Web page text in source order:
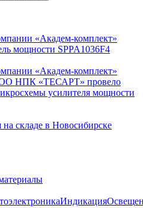
«Академ-комплект»
мощности SPPA1036F4
«Академ-комплект»
НПК «ТЕСАРТ» провело
усилителя мощности
складе в Новосибирске
Индикация